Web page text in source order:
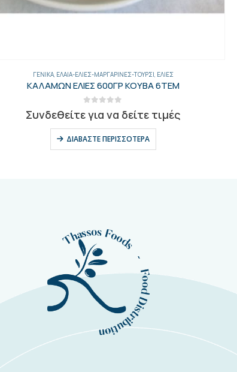
ΑΛΛΑΝΤΙΚΆ-ΛΟΥΚΆΝΙΚΑ,ΛΟΥΚΆΝΙΚΑ
ΠΕΠΕΡΟΝΕ ΕΞΤΡΑ ΝΟΣΤΙΜΟ(131627)
out of 5
Συνδεθείτε για να δείτε τιμές
ΔΙΑΒΆΣΤΕ ΠΕΡΙΣΣΌΤΕΡΑ